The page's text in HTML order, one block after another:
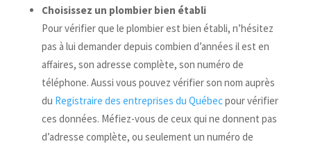
Choisissez un plombier bien établi
Pour vérifier que le plombier est bien établi, n’hésitez
pas à lui demander depuis combien d’années il est en
affaires, son adresse complète, son numéro de
téléphone. Aussi vous pouvez vérifier son nom auprès
du Registraire des entreprises du Québecpour vérifier
ces données. Méfiez-vous de ceux qui ne donnent pas
d’adresse complète, ou seulement un numéro de